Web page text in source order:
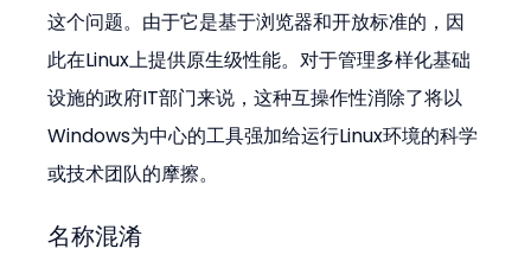
这个问题。由于它是基于浏览器和开放标准的，因
此在Linux上提供原生级性能。对于管理多样化基础
设施的政府IT部门来说，这种互操作性消除了将以
Windows为中心的工具强加给运行Linux环境的科学
或技术团队的摩擦。
名称混淆